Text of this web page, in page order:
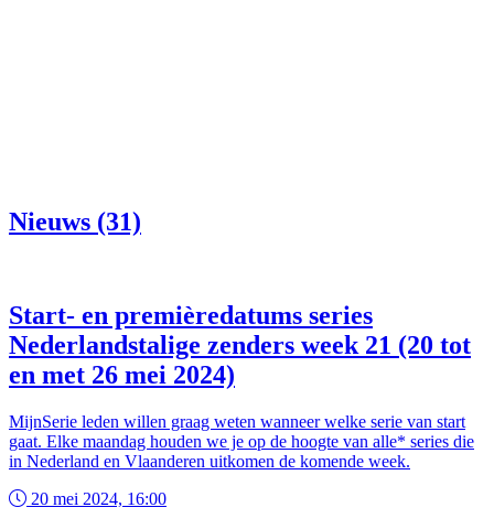
Nieuws (31)
Start- en premièredatums series
Nederlandstalige zenders week 21 (20 tot
en met 26 mei 2024)
MijnSerie leden willen graag weten wanneer welke serie van start
gaat. Elke maandag houden we je op de hoogte van alle* series die
in Nederland en Vlaanderen uitkomen de komende week.
20 mei 2024, 16:00